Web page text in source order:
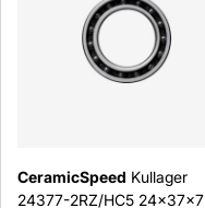
CeramicSpeed Kullager
24377-2RZ/HC5 24x37x7